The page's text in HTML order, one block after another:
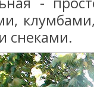
снеками.